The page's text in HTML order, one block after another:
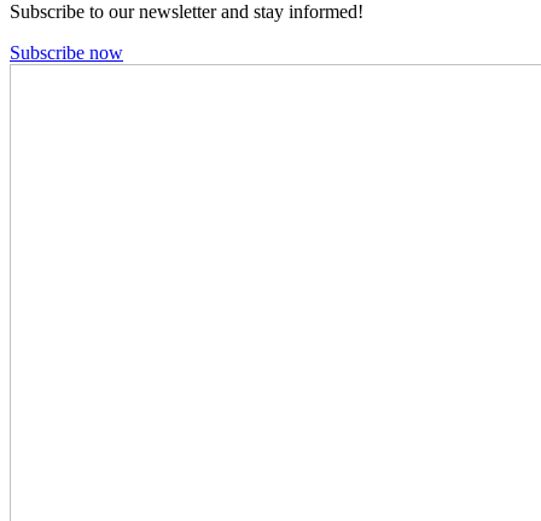
Subscribe to our newsletter and stay informed!
Subscribe now